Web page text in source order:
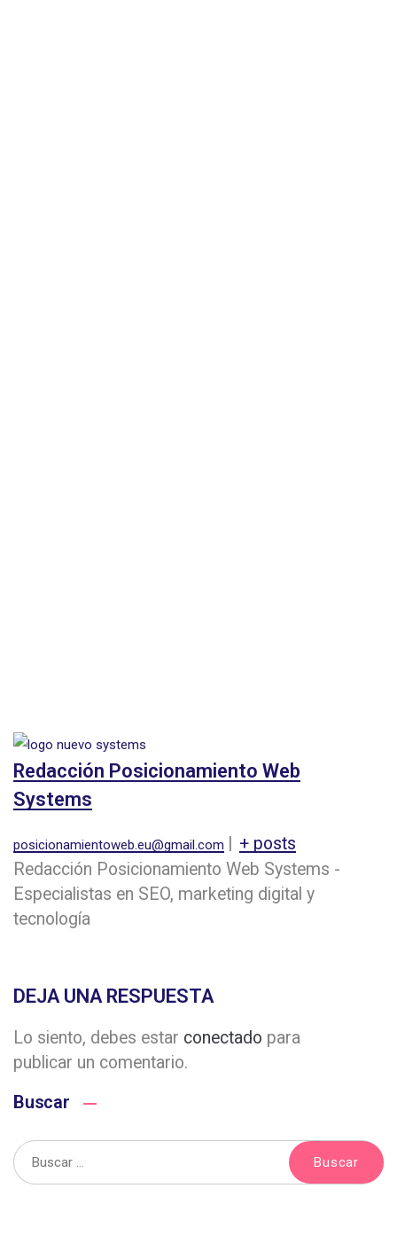
Redacción Posicionamiento Web
Systems
posicionamientoweb.eu@gmail.com
+ posts
Redacción Posicionamiento Web Systems -
Especialistas en SEO, marketing digital y
tecnología
DEJA UNA RESPUESTA
Lo siento, debes estar conectado para
publicar un comentario.
Buscar